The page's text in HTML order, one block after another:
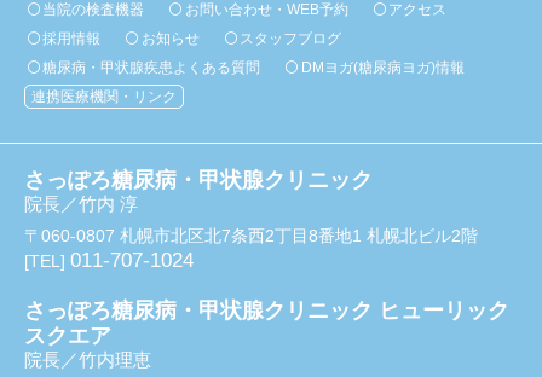
当院の検査機器
お問い合わせ・WEB予約
アクセス
採用情報
お知らせ
スタッフブログ
糖尿病・甲状腺疾患よくある質問
DMヨガ(糖尿病ヨガ)情報
連携医療機関・リンク
さっぽろ糖尿病・甲状腺クリニック
院長／竹内 淳
〒060-0807 札幌市北区北7条西2丁目8番地1 札幌北ビル2階
[TEL] 011-707-1024
さっぽろ糖尿病・甲状腺クリニック ヒューリック
スクエア
院長／竹内理恵